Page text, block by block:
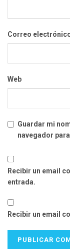
Correo
Web
Guardar mi
navegador
Recibir un email
entrada.
Recibir un email